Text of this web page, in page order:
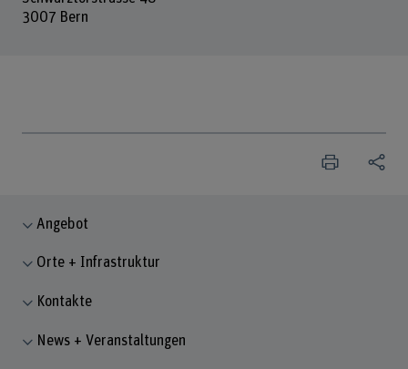
3007 Bern
Angebot
Orte + Infrastruktur
Kontakte
News + Veranstaltungen